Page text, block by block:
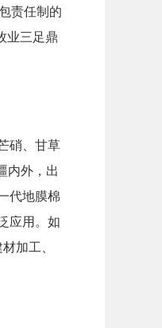
责任制的
业三足鼎
硝、甘草
内外，出
代地膜棉
应用。如
加工、